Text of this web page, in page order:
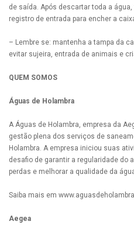
de saída. Após descartar toda a
registro de entrada para encher a
– Lembre se: mantenha a tampa da
evitar sujeira, entrada de animais e
QUEM SOMOS
Águas de Holambra
A Águas de Holambra, empresa da
gestão plena dos serviços de
Holambra. A empresa iniciou suas
desafio de garantir a regularidade do
perdas e melhorar a qualidade da
Saiba mais em
Aegea